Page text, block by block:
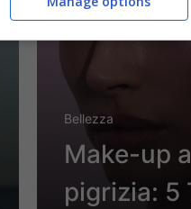
Bellezza
Make-up
pigrizia: 5